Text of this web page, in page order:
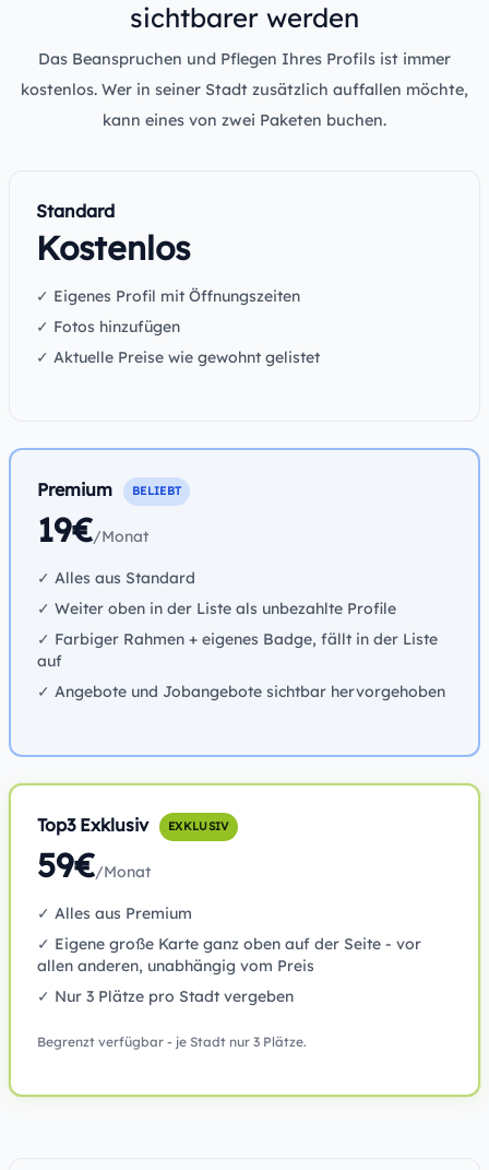
sichtbarer werden
Das Beanspruchen und Pflegen Ihres Profils ist immer
kostenlos. Wer in seiner Stadt zusätzlich auffallen möchte,
kann eines von zwei Paketen buchen.
Standard
Kostenlos
✓ Eigenes Profil mit Öffnungszeiten
✓ Fotos hinzufügen
✓ Aktuelle Preise wie gewohnt gelistet
Premium BELIEBT
19€/Monat
✓ Alles aus Standard
✓ Weiter oben in der Liste als unbezahlte Profile
✓ Farbiger Rahmen + eigenes Badge, fällt in der Liste
auf
✓ Angebote und Jobangebote sichtbar hervorgehoben
Top3 Exklusiv EXKLUSIV
59€/Monat
✓ Alles aus Premium
✓ Eigene große Karte ganz oben auf der Seite - vor
allen anderen, unabhängig vom Preis
✓ Nur 3 Plätze pro Stadt vergeben
Begrenzt verfügbar - je Stadt nur 3 Plätze.